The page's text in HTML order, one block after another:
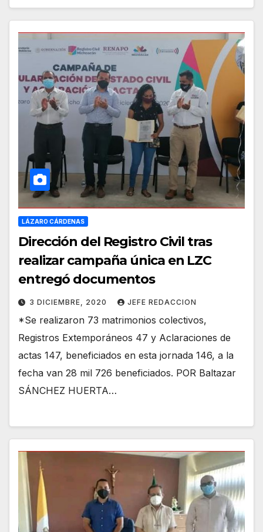
LÁZARO CÁRDENAS
Dirección del Registro Civil tras
realizar campaña única en LZC
entregó documentos
3 DICIEMBRE, 2020 JEFE REDACCION
*Se realizaron 73 matrimonios colectivos,
Registros Extemporáneos 47 y Aclaraciones de
actas 147, beneficiados en esta jornada 146, a la
fecha van 28 mil 726 beneficiados. POR Baltazar
SÁNCHEZ HUERTA…